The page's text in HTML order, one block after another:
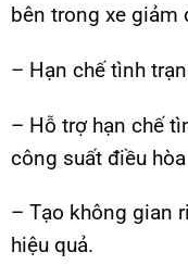
bên trong xe giảm
– Hạn chế tình
– Hỗ trợ hạn chế
công suất điều
– Tạo không gian
hiệu quả.